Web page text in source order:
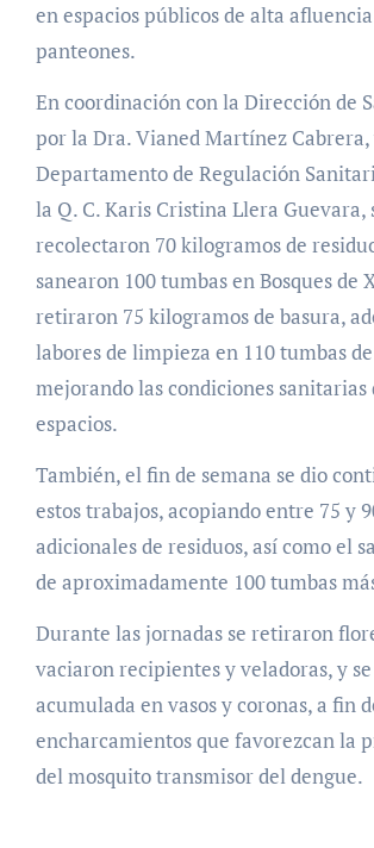
en espacios públicos de alta
panteones.
En coordinación con la Dirección de
por la Dra. Vianed Martínez Cabrera,
Departamento de Regulación
la Q. C. Karis Cristina Llera Guevara,
recolectaron 70 kilogramos de
sanearon 100 tumbas en Bosques de
retiraron 75 kilogramos de basura,
labores de limpieza en 110 tumbas
mejorando las condiciones sanitarias
espacios.
También, el fin de semana se dio
estos trabajos, acopiando entre 75 y
adicionales de residuos, así como el
de aproximadamente 100 tumbas
Durante las jornadas se retiraron
vaciaron recipientes y veladoras, y
acumulada en vasos y coronas, a fin
encharcamientos que favorezcan la
del mosquito transmisor del dengue.